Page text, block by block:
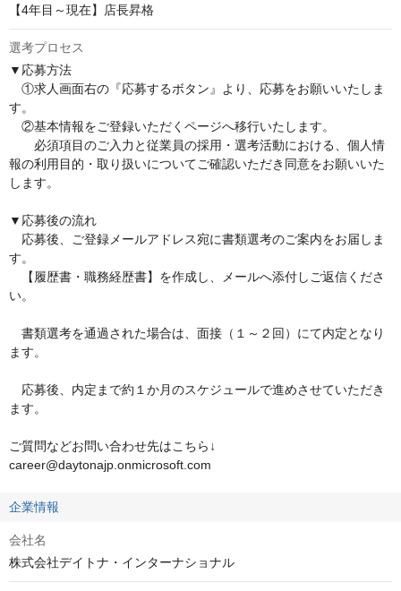
【4年目～現在】店長昇格
選考プロセス
▼応募方法
①求人画面右の『応募するボタン』より、応募をお願いいたしま
す。
②基本情報をご登録いただくページへ移行いたします。
必須項目のご入力と従業員の採用・選考活動における、個人情
報の利用目的・取り扱いについてご確認いただき同意をお願いいた
します。
▼応募後の流れ
応募後、ご登録メールアドレス宛に書類選考のご案内をお届しま
す。
【履歴書・職務経歴書】を作成し、メールへ添付しご返信くださ
い。
書類選考を通過された場合は、面接（１～２回）にて内定となり
ます。
応募後、内定まで約１か月のスケジュールで進めさせていただき
ます。
ご質問などお問い合わせ先はこちら↓
career@daytonajp.onmicrosoft.com
企業情報
会社名
株式会社デイトナ・インターナショナル